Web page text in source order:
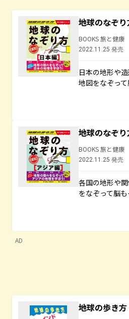
地球のなぞ
BOOKS 旅と健康
2022.11.25 発売
日本の地形や
地図をなぞって
地球のなぞ
BOOKS 旅と健康
2022.11.25 発売
各国の地形や
をなぞって脳も
AD
地球の歩き方